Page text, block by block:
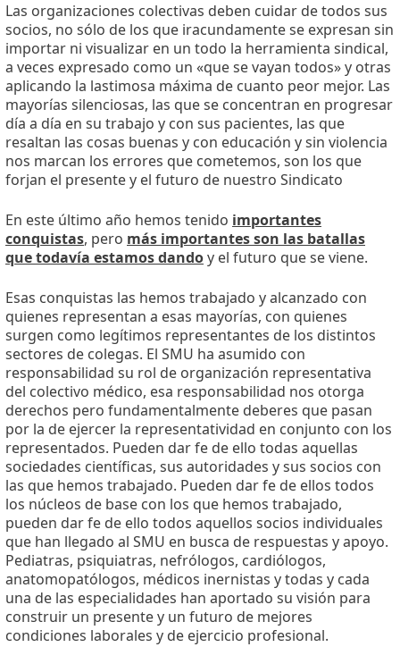
Las organizaciones colectivas deben cuidar de todos sus
socios, no sólo de los que iracundamente se expresan sin
importar ni visualizar en un todo la herramienta sindical,
a veces expresado como un «que se vayan todos» y otras
aplicando la lastimosa máxima de cuanto peor mejor. Las
mayorías silenciosas, las que se concentran en progresar
día a día en su trabajo y con sus pacientes, las que
resaltan las cosas buenas y con educación y sin violencia
nos marcan los errores que cometemos, son los que
forjan el presente y el futuro de nuestro Sindicato
En este último año hemos tenido importantes
conquistas, pero más importantes son las batallas
que todavía estamos dandoy el futuro que se viene.
Esas conquistas las hemos trabajado y alcanzado con
quienes representan a esas mayorías, con quienes
surgen como legítimos representantes de los distintos
sectores de colegas. El SMU ha asumido con
responsabilidad su rol de organización representativa
del colectivo médico, esa responsabilidad nos otorga
derechos pero fundamentalmente deberes que pasan
por la de ejercer la representatividad en conjunto con los
representados. Pueden dar fe de ello todas aquellas
sociedades científicas, sus autoridades y sus socios con
las que hemos trabajado. Pueden dar fe de ellos todos
los núcleos de base con los que hemos trabajado,
pueden dar fe de ello todos aquellos socios individuales
que han llegado al SMU en busca de respuestas y apoyo.
Pediatras, psiquiatras, nefrólogos, cardiólogos,
anatomopatólogos, médicos inernistas y todas y cada
una de las especialidades han aportado su visión para
construir un presente y un futuro de mejores
condiciones laborales y de ejercicio profesional.